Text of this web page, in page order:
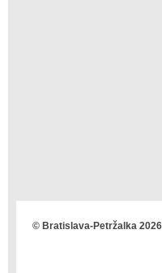
© Bratislava-Petržalka 2026